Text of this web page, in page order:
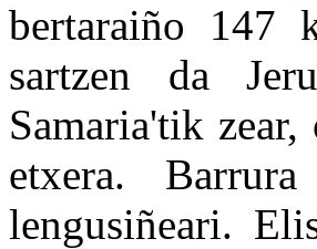
bertaraiño 147
sartzen da
Samaria'tik
etxera.
lengusiñeari.